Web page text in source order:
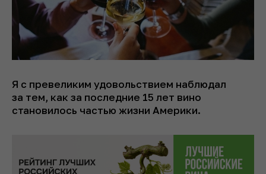
Я с превеликим удовольствием наблюдал
за тем, как за последние 15 лет вино
становилось частью жизни Америки.